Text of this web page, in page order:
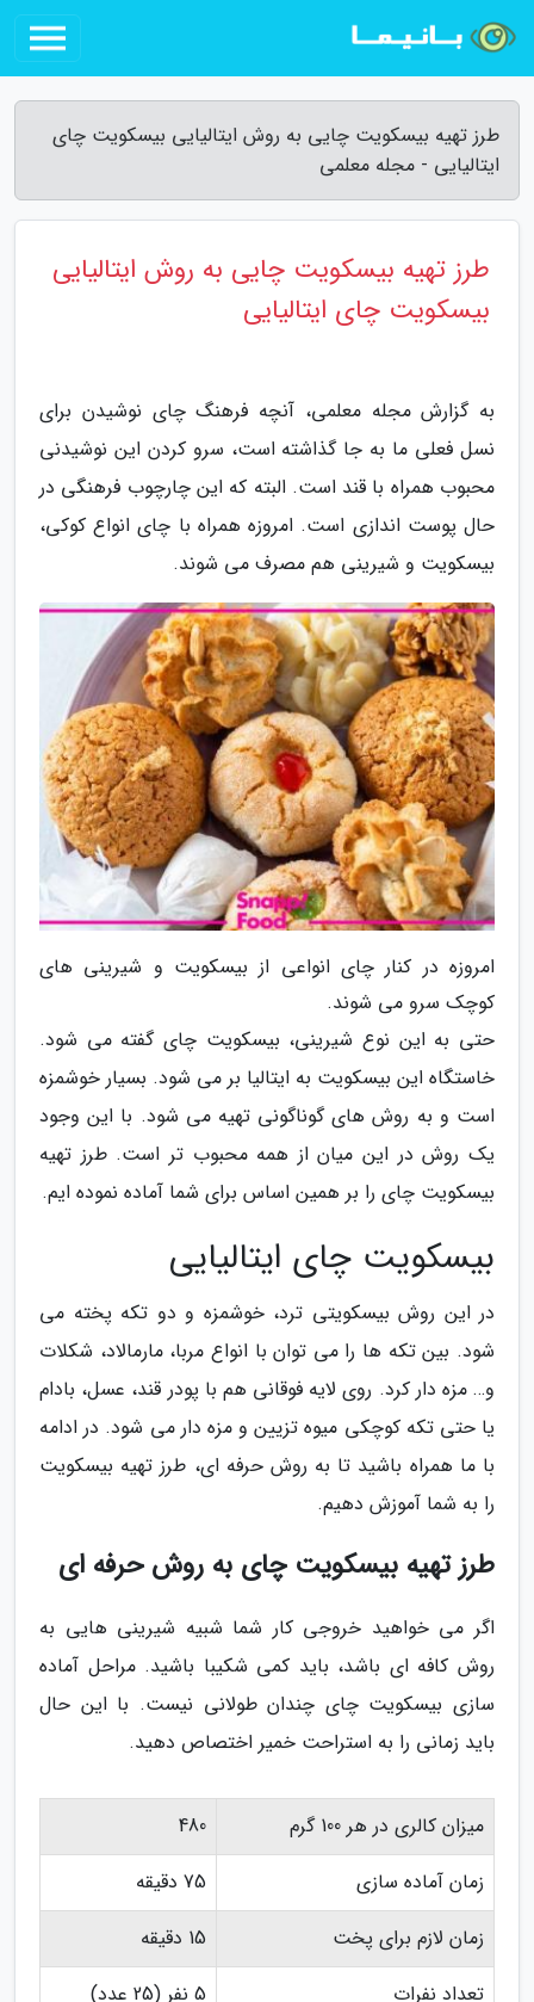
طرز تهیه بیسکویت چایی به روش ایتالیایی بیسکویت چای
ایتالیایی - مجله معلمی
طرز تهیه بیسکویت چایی به روش ایتالیایی
بیسکویت چای ایتالیایی
به گزارش مجله معلمی، آنچه فرهنگ چای نوشیدن برای
نسل فعلی ما به جا گذاشته است، سرو کردن این نوشیدنی
محبوب همراه با قند است. البته که این چارچوب فرهنگی در
حال پوست اندازی است. امروزه همراه با چای انواع کوکی،
بیسکویت و شیرینی هم مصرف می شوند.
امروزه در کنار چای انواعی از بیسکویت و شیرینی های
کوچک سرو می شوند.
حتی به این نوع شیرینی، بیسکویت چای گفته می شود.
خاستگاه این بیسکویت به ایتالیا بر می شود. بسیار خوشمزه
است و به روش های گوناگونی تهیه می شود. با این وجود
یک روش در این میان از همه محبوب تر است. طرز تهیه
بیسکویت چای را بر همین اساس برای شما آماده نموده ایم.
بیسکویت چای ایتالیایی
در این روش بیسکویتی ترد، خوشمزه و دو تکه پخته می
شود. بین تکه ها را می توان با انواع مربا، مارمالاد، شکلات
و… مزه دار کرد. روی لایه فوقانی هم با پودر قند، عسل، بادام
یا حتی تکه کوچکی میوه تزیین و مزه دار می شود. در ادامه
با ما همراه باشید تا به روش حرفه ای، طرز تهیه بیسکویت
را به شما آموزش دهیم.
طرز تهیه بیسکویت چای به روش حرفه ای
اگر می خواهید خروجی کار شما شبیه شیرینی هایی به
روش کافه ای باشد، باید کمی شکیبا باشید. مراحل آماده
سازی بیسکویت چای چندان طولانی نیست. با این حال
باید زمانی را به استراحت خمیر اختصاص دهید.
میزان کالری در هر 100 گرم
480
زمان آماده سازی
75 دقیقه
زمان لازم برای پخت
15 دقیقه
تعداد نفرات
5 نفر (25 عدد)